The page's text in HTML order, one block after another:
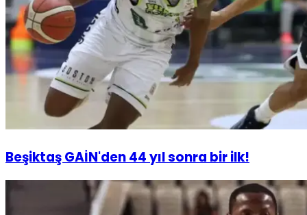
Beşiktaş GAİN'den 44 yıl sonra bir ilk!